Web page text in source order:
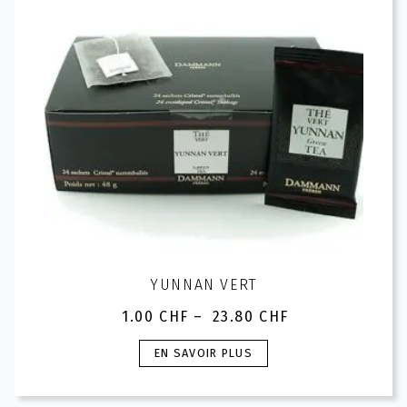
sur
la
page
du
produit
YUNNAN VERT
1.00 CHF – 23.80 CHF
Plage
de
prix :
à
EN SAVOIR PLUS
Ce
produit